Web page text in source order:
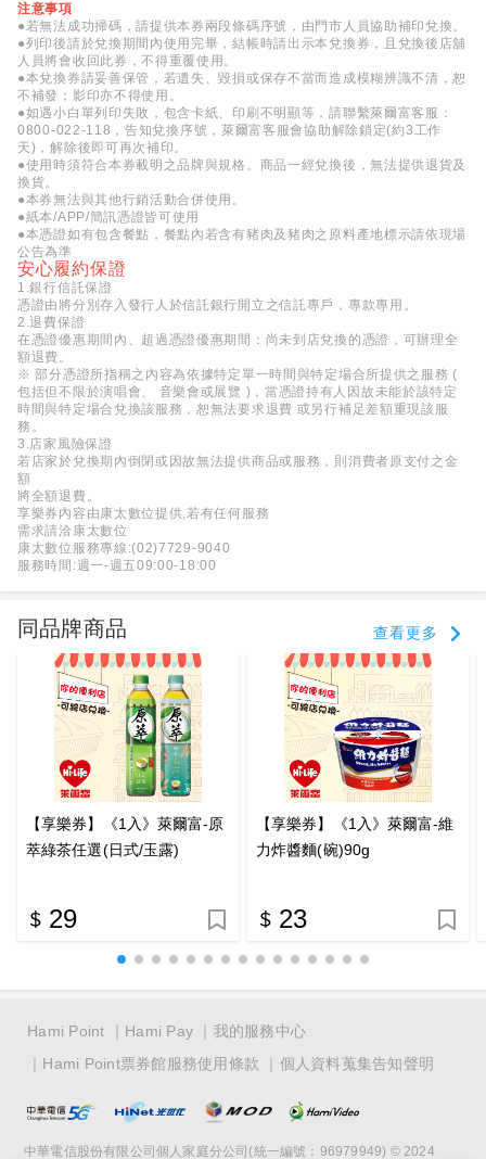
注意事項
●若無法成功掃碼，請提供本券兩段條碼序號，由門市人員協助補印兌換。
●列印後請於兌換期間內使用完畢，結帳時請出示本兌換券，且兌換後店舖
人員將會收回此券，不得重覆使用。
●本兌換券請妥善保管，若遺失、毀損或保存不當而造成模糊辨識不清，恕
不補發；影印亦不得使用。
●如遇小白單列印失敗，包含卡紙、印刷不明顯等，請聯繫萊爾富客服：
0800-022-118，告知兌換序號，萊爾富客服會協助解除鎖定(約3工作
天)，解除後即可再次補印。
●使用時須符合本券載明之品牌與規格。商品一經兌換後，無法提供退貨及
換貨。
●本券無法與其他行銷活動合併使用。
●紙本/APP/簡訊憑證皆可使用
●本憑證如有包含餐點，餐點內若含有豬肉及豬肉之原料產地標示請依現場
公告為準
安心履約保證
1.銀行信託保證
憑證由將分別存入發行人於信託銀行開立之信託專戶，專款專用。
2.退費保證
在憑證優惠期間內、超過憑證優惠期間：尚未到店兌換的憑證，可辦理全
額退費。
※ 部分憑證所指稱之內容為依據特定單一時間與特定場合所提供之服務 (
包括但不限於演唱會、 音樂會或展覽 )，當憑證持有人因故未能於該特定
時間與特定場合兌換該服務，恕無法要求退費 或另行補足差額重現該服
務。
3.店家風險保證
若店家於兌換期內倒閉或因故無法提供商品或服務，則消費者原支付之金
額
將全額退費。
享樂券內容由康太數位提供,若有任何服務
需求請洽康太數位
康太數位服務專線:(02)7729-9040
服務時間:週一-週五09:00-18:00
同品牌商品 查看更多
【享樂券】《1入》萊爾富-原
萃綠茶任選(日式/玉露)
29
【享樂券】《1入》萊爾富-維
力炸醬麵(碗)90g
23
Hami Point Hami Pay
我的服務中心
Hami Point票券館服務使用條款
個人資料蒐集告知聲明
中華電信股份有限公司個人家庭分公司(統一編號：96979949) © 2024